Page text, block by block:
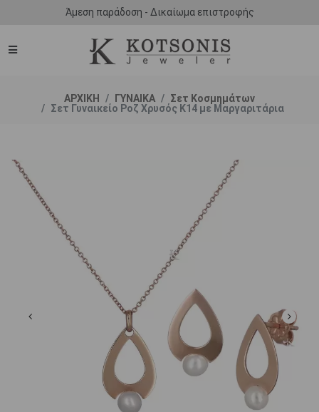
Άμεση παράδοση - Δικαίωμα επιστροφής
ΑΡΧΙΚΗ ΓΥΝΑΙΚΑ
Σετ Κοσμημάτων
Σετ Γυναικείο Ροζ Χρυσός Κ14 με Μαργαριτάρια